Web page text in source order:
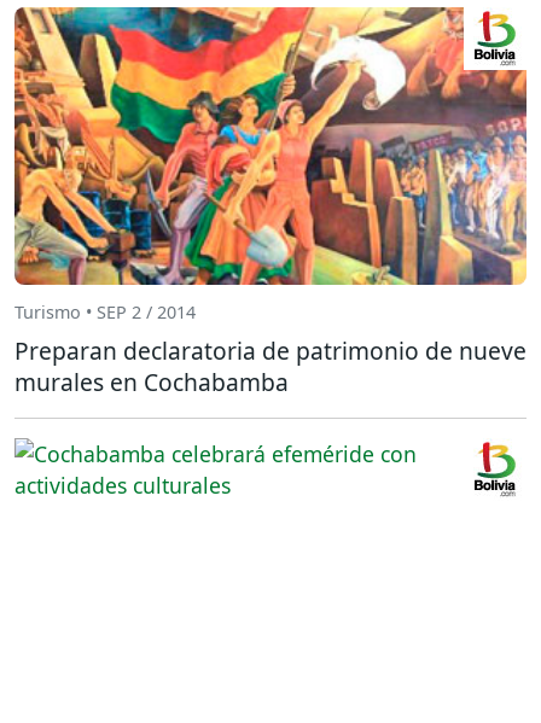
Turismo • SEP 2 / 2014
Preparan declaratoria de patrimonio de nueve
murales en Cochabamba